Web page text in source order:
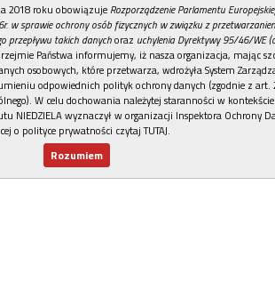
REKLAMA
2018 roku obowiązuje Rozporządzenie Parlamentu
w sprawie ochrony osób fizycznych w związku z
przepływu takich danychoraz uchylenia Dyrektywy 95/46/WE
Państwa informujemy, iż nasza organizacja, mając
osobowych, które przetwarza, wdrożyła System
odpowiednich polityk ochrony danych (zgodnie z art.
W celu dochowania należytej staranności w
NIEDZIELA wyznaczył w organizacji Inspektora Ochrony
o polityce prywatności czytaj TUTAJ.
Rozumiem